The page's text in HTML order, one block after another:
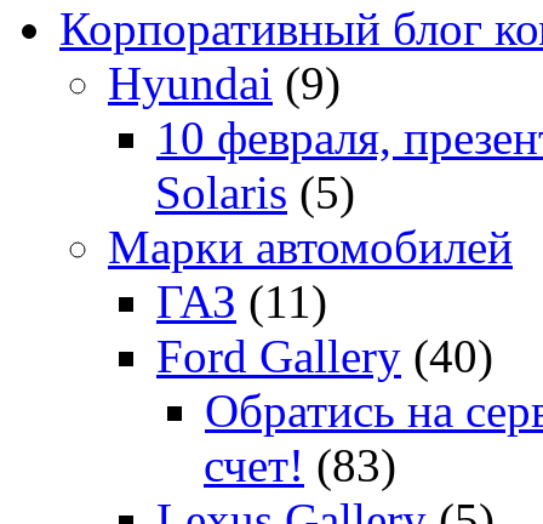
Корпоративный блог
Hyundai (9)
10 февраля,
Solaris (5)
Марки автомобилей
ГАЗ (11)
Ford Gallery (40)
Обратись на
счет! (83)